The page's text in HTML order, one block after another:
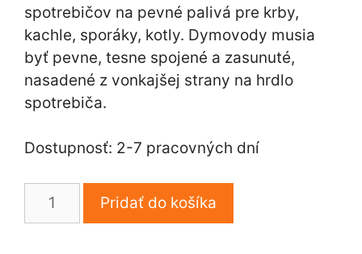
spotrebičov na pevné palivá pre krby,
kachle, sporáky, kotly. Dymovody musia
byť pevne, tesne spojené a zasunuté,
nasadené z vonkajšej strany na hrdlo
spotrebiča.
Dostupnosť: 2-7 pracovných dní
množstvo
Pridať do košíka